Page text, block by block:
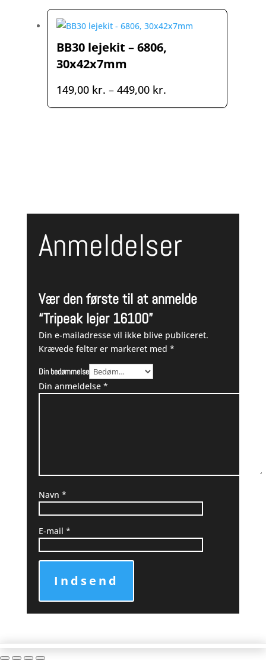
BB30 lejekit – 6806,
30x42x7mm
149,00 kr. – 449,00 kr.Prisinterval:
149,00 kr.
Anmeldelser
Vær den første til at anmelde
“Tripeak lejer 16100”
Din e-mailadresse vil ikke blive publiceret.
Krævede felter er markeret med *
Din bedømmelse
Din anmeldelse *
Navn *
E-mail *
Indsend